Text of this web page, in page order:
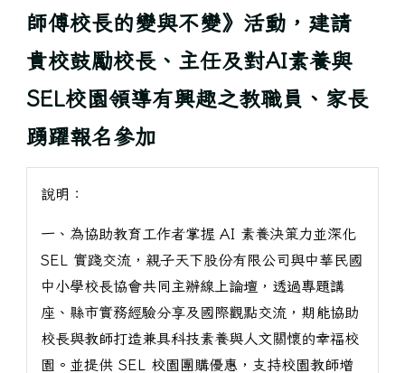
師傅校長的變與不變》活動，建請
貴校鼓勵校長、主任及對AI素養與
SEL校園領導有興趣之教職員、家長
踴躍報名參加
說明：
一、為協助教育工作者掌握 AI 素養決策力並深化
SEL 實踐交流，親子天下股份有限公司與中華民國
中小學校長協會共同主辦線上論壇，透過專題講
座、縣市實務經驗分享及國際觀點交流，期能協助
校長與教師打造兼具科技素養與人文關懷的幸福校
園。並提供 SEL 校園團購優惠，支持校園教師增